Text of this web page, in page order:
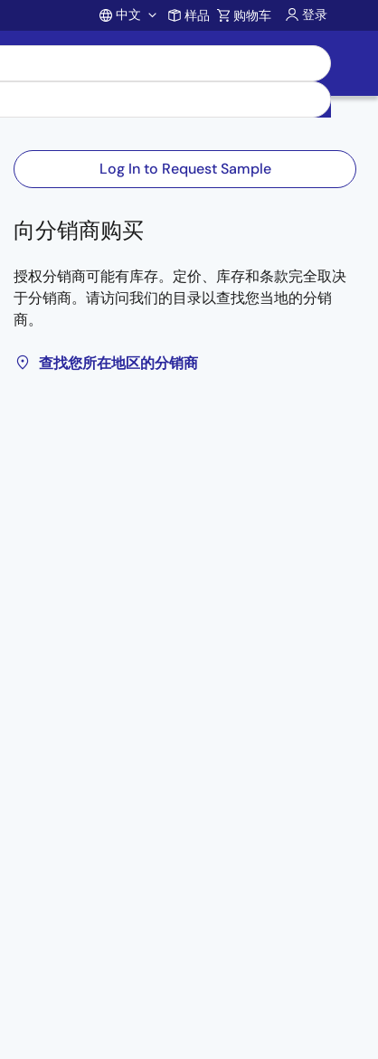
Account
中文 样品 购物车 登录
Log In to Request Sample
向分销商购买
授权分销商可能有库存。定价、库存和条款完全取决
于分销商。请访问我们的目录以查找您当地的分销
商。
查找您所在地区的分销商